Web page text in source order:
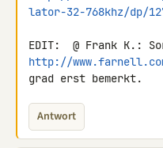
lator-32-768khz/dp/
http://
grad erst bemerkt.
Antwort